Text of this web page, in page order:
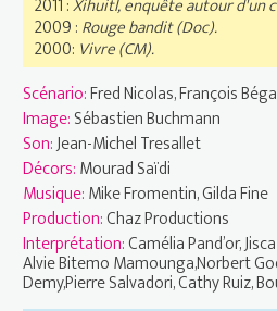
2011 :Xihuitl, enquête autour d'un
2009 :Rouge bandit (Doc).
2000: Vivre (CM).
Scénario:Fred Nicolas, François
Image:Sébastien Buchmann
Son:Jean-Michel Tresallet
Décors:Mourad Saïdi
Musique:Mike Fromentin, Gilda Fine
Production:Chaz Productions
Interprétation:Camélia Pand’or,
Alvie Bitemo Mamounga,Norbert
Demy,Pierre Salvadori, Cathy Ruiz,